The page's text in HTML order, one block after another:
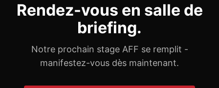
Rendez-vous en salle de
briefing.
Notre prochain stage AFF se remplit -
manifestez-vous dès maintenant.